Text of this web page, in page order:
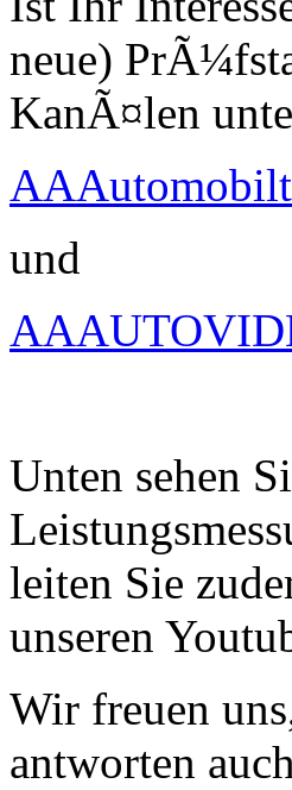
neue)
KanÃ¤len
und
Unten sehen
leiten Sie
unseren
Wir freuen
antworten